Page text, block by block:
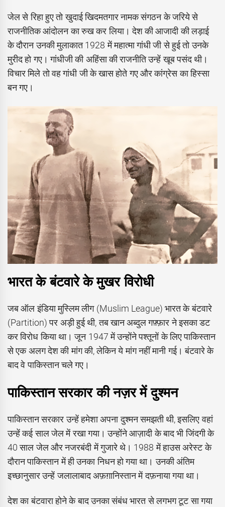
जेल से रिहा हुए तो खुदाई खिदमतगार नामक संगठन के जरिये से
राजनीतिक आंदोलन का रुख कर लिया। देश की आजादी की लड़ाई
के दौरान उनकी मुलाकात 1928 में महात्मा गांधी जी से हुई तो उनके
मुरीद हो गए। गांधीजी की अहिंसा की राजनीति उन्हें खूब पसंद थी।
विचार मिले तो वह गांधी जी के खास होते गए और कांग्रेस का हिस्सा
बन गए।
भारत के बंटवारे के मुखर विरोधी
जब ऑल इंडिया मुस्लिम लीग (Muslim League) भारत के बंटवारे
(Partition) पर अड़ी हुई थी, तब खान अब्दुल गफ़्फ़ार ने इसका डट
कर विरोध किया था। जून 1947 में उन्होंने पश्तूनों के लिए पाकिस्तान
से एक अलग देश की मांग की, लेकिन ये मांग नहीं मानी गई। बंटवारे के
बाद वे पाकिस्तान चले गए।
पाकिस्तान सरकार की नज़र में दुश्मन
पाकिस्तान सरकार उन्हें हमेशा अपना दुश्मन समझती थी, इसलिए वहां
उन्हें कई साल जेल में रखा गया। उन्होंने आज़ादी के बाद भी जिंदगी के
40 साल जेल और नजरबंदी में गुजारे थे। 1988 में हाउस अरेस्ट के
दौरान पाकिस्तान में ही उनका निधन हो गया था। उनकी अंतिम
इच्छानुसार उन्हें जलालाबाद अफ़ग़ानिस्तान में दफ़नाया गया था।
देश का बंटवारा होने के बाद उनका संबंध भारत से लगभग टूट सा गया